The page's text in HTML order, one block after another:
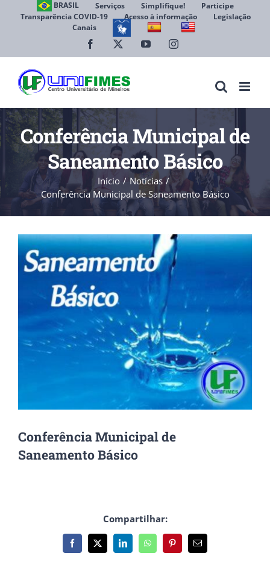
BRASIL Serviços Simplifique!
Participe
Transparência COVID-19
Acesso à informação
Legislação
Canais
Facebook YouTubeInstagram
Conferência Municipal de
Saneamento Básico
Início
Notícias
Conferência Municipal de Saneamento Básico
View
Larger
Image
Conferência Municipal de
Saneamento Básico
Compartilhar:
Facebook
X LinkedInWhatsAppPinterest
E-
mail